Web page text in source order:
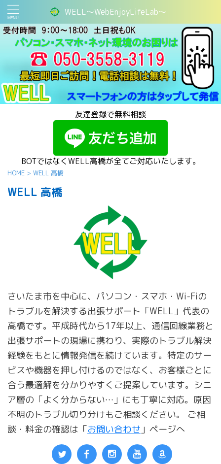
WELL～WebEnjoyLifeLab～
友達登録で無料相談
BOTではなくWELL高橋が全てご対応いたします。
HOME > WELL 高橋
WELL 高橋
さいたま市を中心に、パソコン・スマホ・Wi-Fiの
トラブルを解決する出張サポート「WELL」代表の
高橋です。平成時代から17年以上、通信回線業務と
出張サポートの現場に携わり、実際のトラブル解決
経験をもとに情報発信を続けています。特定のサー
ビスや機器を押し付けるのではなく、お客様ごとに
合う最適解を分かりやすくご提案しています。シニ
ア層の「よく分からない…」にも丁寧に対応。原因
不明のトラブル切り分けもご相談ください。 ご相
談・料金の確認は「お問い合わせ 」ページへ